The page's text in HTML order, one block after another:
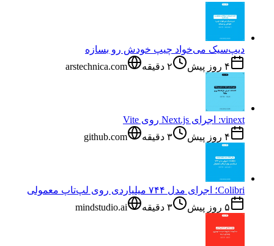
دیپ‌سیک می‌خواد چیپ خودش رو بسازه
۴ روز پیش
۲ دقیقه arstechnica.com
vinext: اجرای Next.js روی Vite
۴ روز پیش
۳ دقیقه github.com
Colibri؛ اجرای مدل ۷۴۴ میلیاردی روی لپ‌تاپ معمولی
۵ روز پیش
۳ دقیقه mindstudio.ai